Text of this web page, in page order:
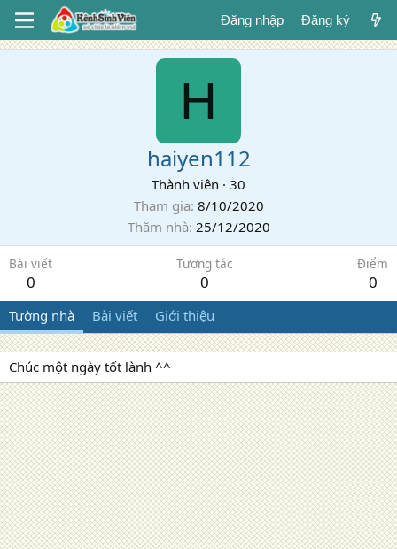
Đăng nhập Đăng ký
H
haiyen112
Thành viên · 30
Tham gia 8/10/2020
Thăm nhà 25/12/2020
Bài viết
0
Tương tác
0
Điểm
0
Tường nhà Bài viết Giới thiệu
Chúc một ngày tốt lành ^^